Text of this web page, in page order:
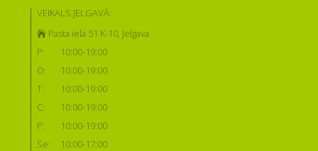
VEIKALS JELGAVĀ:
Pasta iela 51 K-10, Jelgava
P:
10:00-19:00
O:
10:00-19:00
T:
10:00-19:00
C:
10:00-19:00
P:
10:00-19:00
Se:
10:00-17:00